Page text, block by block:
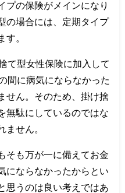
プの保険がメインになり
の場合には、定期タイプ
す。
て型女性保険に加入して
間に病気にならなかった
せん。そのため、掛け捨
無駄にしているのではな
ません。
そも万が一に備えてお金
にならなかったからとい
思うのは良い考えではあ